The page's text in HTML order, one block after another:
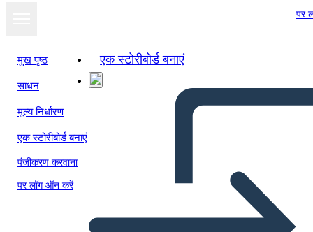
पर
मुख पृष्ठ
साधन
मूल्य निर्धारण
एक स्टोरीबोर्ड बनाएं
पंजीकरण करवाना
पर लॉग ऑन करें
एक स्टोरीबोर्ड बनाएं